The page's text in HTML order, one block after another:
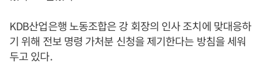
KDB산업은행 노동조합은 강 회장의 인사 조치에 맞대응하
기 위해 전보 명령 가처분 신청을 제기한다는 방침을 세워
두고 있다.